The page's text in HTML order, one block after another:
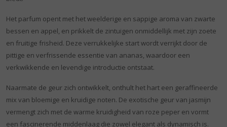
Het parfum opent met het weelderige en sappige aroma van zwarte
bessen en appel, en prikkelt de zintuigen onmiddellijk met zijn zoete
en fruitige frisheid. Deze verrukkelijke start wordt verrijkt door de
pittige en verfrissende essentie van ananas, waardoor een
verkwikkende en levendige introductie ontstaat.
Naarmate de geur zich ontwikkelt, onthult het hart een geraffineerde
mix van bloemige en kruidige noten. De exotische geur van jasmijn
vermengt zich met de warme kruidigheid van roze peper en vormt
een fascinerende middenlaag die zowel elegant als dynamisch is.